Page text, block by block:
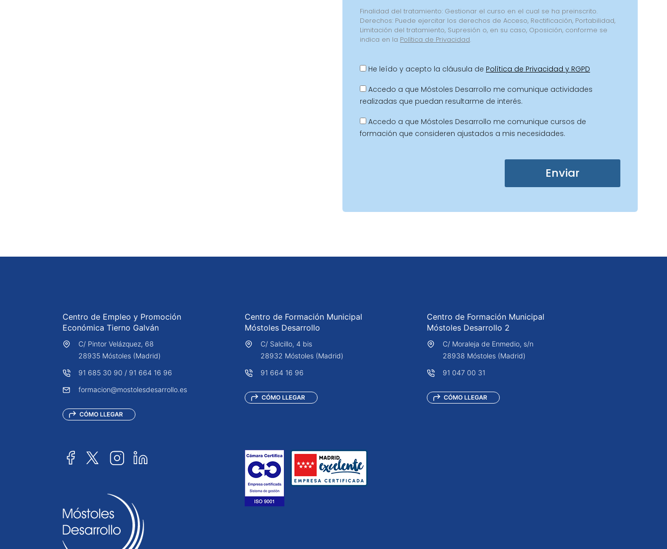
Finalidad del tratamiento: Gestionar el curso en el cual se ha preinscrito.
Derechos: Puede ejercitar los derechos de Acceso, Rectificación, Portabilidad,
Limitación del tratamiento, Supresión o, en su caso, Oposición, conforme se
indica en la Política de Privacidad.
He leído y acepto la cláusula de Política de Privacidad y RGPD
Accedo a que Móstoles Desarrollo me comunique actividades
realizadas que puedan resultarme de interés.
Accedo a que Móstoles Desarrollo me comunique cursos de
formación que consideren ajustados a mis necesidades.
Enviar
Centro de Empleo y Promoción
Económica Tierno Galván
C/ Pintor Velázquez, 68
28935 Móstoles (Madrid)
91 685 30 90 / 91 664 16 96
formacion@mostolesdesarrollo.es
Centro de Formación Municipal
Móstoles Desarrollo
C/ Salcillo, 4 bis
28932 Móstoles (Madrid)
91 664 16 96
Centro de Formación Municipal
Móstoles Desarrollo 2
C/ Moraleja de Enmedio, s/n
28938 Móstoles (Madrid)
91 047 00 31